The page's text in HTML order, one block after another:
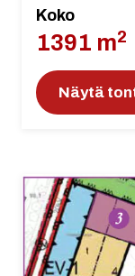
Koko
1391 m2
Näytä